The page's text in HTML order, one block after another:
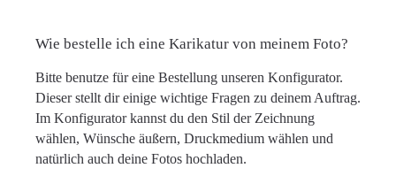
Wie bestelle ich eine Karikatur von meinem Foto?
Bitte benutze für eine Bestellung unseren Konfigurator.
Dieser stellt dir einige wichtige Fragen zu deinem Auftrag.
Im Konfigurator kannst du den Stil der Zeichnung
wählen, Wünsche äußern, Druckmedium wählen und
natürlich auch deine Fotos hochladen.